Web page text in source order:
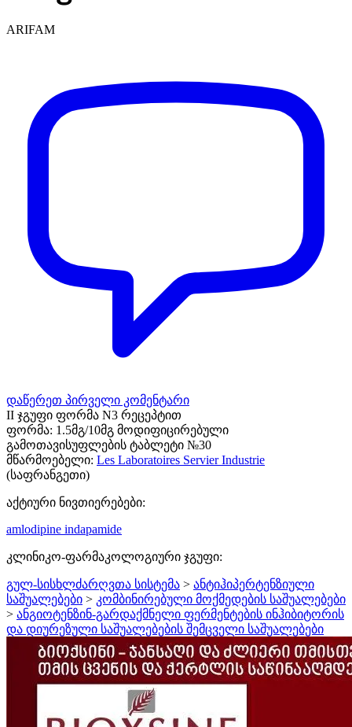
ARIFAM
დაწერეთ პირველი კომენტარი
II ჯგუფი ფორმა N3 რეცეპტით
ფორმა: 1.5მგ/10მგ მოდიფიცირებული
გამოთავისუფლების ტაბლეტი №30
მწარმოებელი: Les Laboratoires Servier Industrie
(საფრანგეთი)
აქტიური ნივთიერებები:
amlodipine indapamide
კლინიკო-ფარმაკოლოგიური ჯგუფი:
გულ-სისხლძარღვთა სისტემა > ანტიჰიპერტენზიული
საშუალებები > კომბინირებული მოქმედების საშუალებები
> ანგიოტენზინ-გარდაქმნელი ფერმენტების ინჰიბიტორის
და დიურეზული საშუალებების შემცველი საშუალებები